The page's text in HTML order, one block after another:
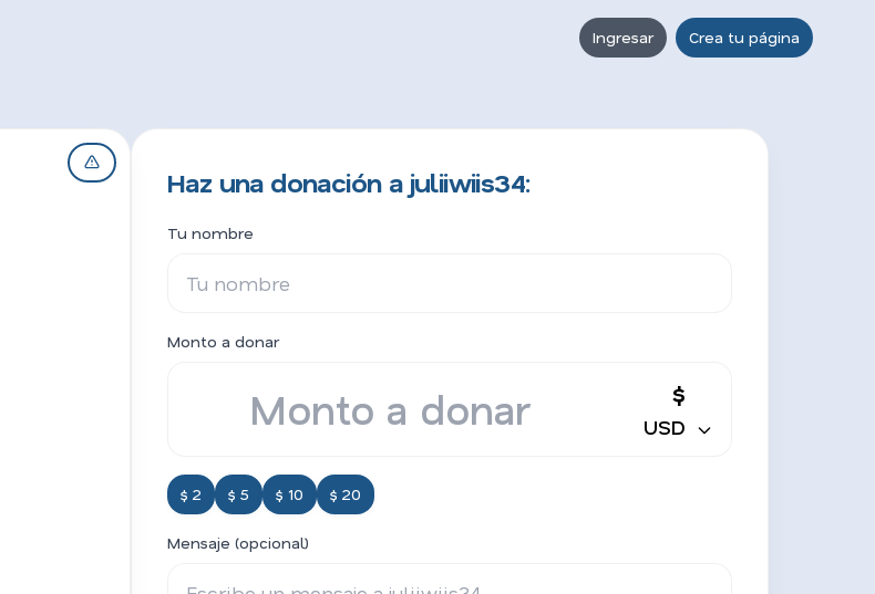
Ingresar Crea tu página
Haz una donación a juliiwiis34:
Tu nombre
Monto a donar
$
USD
$ 2 $ 5 $ 10 $ 20
Mensaje (opcional)